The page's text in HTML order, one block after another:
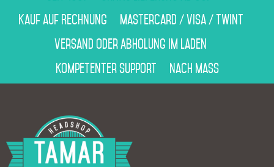
Kauf auf Rechnung
Mastercard / Visa / Twint
Versand oder Abholung im Laden
Kompetenter Support
Nach Mass